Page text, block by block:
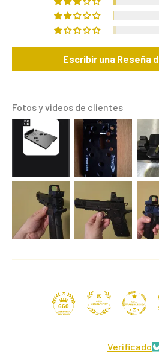
Escribir una Reseña
Fotos y videos de clientes
660
Verificado